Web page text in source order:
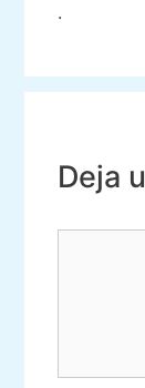
.
Deja